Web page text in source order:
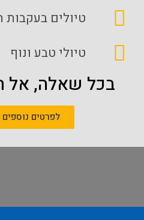
טיולים בעקבות
טיולי טבע ונוף
בכל שאלה, אל
לפרטים